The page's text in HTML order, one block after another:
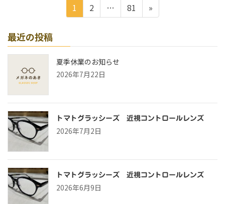
の
ペ
ジ
送
り
ペ
ー
1
ペ
ー
2 …
ペ
ー
81 »
最近の投稿
夏季休業のお知らせ
2026年7月22日
トマトグラッシーズ 近視コントロールレンズ
2026年7月2日
トマトグラッシーズ 近視コントロールレンズ
2026年6月9日